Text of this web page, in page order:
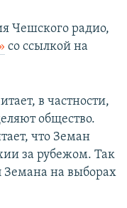
Чешского радио,
со ссылкой на
в частности,
общество.
что Земан
за рубежом. Так
Земана на выборах